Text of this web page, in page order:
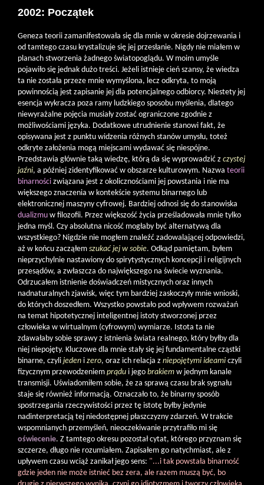
2002: Początek
Geneza teorii zamanifestowała się dla mnie w okresie dojrzewania i
od tamtego czasu krystalizuje się jej przesłanie. Nigdy nie miałem w
planach stworzenia żadnego światopoglądu. W moim umyśle
pojawiło się jednak dużo treści. Jeżeli istnieje cień szansy, że wiedza
ta nie została przeze mnie wymyślona, lecz odkryta, to moją
powinnością jest zapisanie jej dla potencjalnego odbiorcy. Niestety jej
esencja wykracza poza ramy ludzkiego sposobu myślenia, dlatego
niewyrażalne pojęcia musiały zostać ograniczone zgodnie z
możliwościami języka. Dodatkowe utrudnienie stanowi fakt, że
opisywana jest z punktu widzenia różnych stanów umysłu, toteż
odkryte założenia mogą miejscami wydawać się niespójne.
Przedstawia głównie taką wiedzę, którą da się wyprowadzić z czystej
jaźni, a później zidentyfikować w obszarze kulturowym. Nazwa teorii
binarności związana jest z okolicznościami jej powstania i nie ma
większego znaczenia w kontekście systemu binarnego lub
elektronicznej maszyny cyfrowej. Bardziej odnosi się do stanowiska
dualizmu w filozofii. Przez większość życia prześladowała mnie tylko
jedna myśl. Czy absolutna nicość mogłaby być alternatywą dla
wszystkiego? Nigdzie nie mogłem znaleźć zadowalającej odpowiedzi,
aż w końcu zacząłem szukać jej w sobie. Odkąd pamiętam, byłem
nieprzychylnie nastawiony do spirytystycznych koncepcji i religijnych
przesądów, a zwłaszcza do największego na świecie wyznania.
Odrzucałem istnienie doświadczeń mistycznych oraz innych
nadnaturalnych zjawisk, więc tym bardziej zaskoczyły mnie wnioski,
do których doszedłem. Wszystko powstało pod wpływem rozważań
na temat hipotetycznej inteligentnej istoty stworzonej przez
człowieka w wirtualnym (cyfrowym) wymiarze. Istota ta nie
zdawałaby sobie sprawy z istnienia świata realnego, który byłby dla
niej niepojęty. Kluczowe dla mnie stały się jej fundamentalne cząstki
binarne, czyli jeden i zero, oraz ich relacja z niepojętymi ideami czyli
fizycznym przewodzeniem prądu i jego brakiem w jednym kanale
transmisji. Uświadomiłem sobie, że za sprawą czasu brak sygnału
staje się również informacją. Oznaczało to, że binarny sposób
spostrzegania rzeczywistości przez tę istotę byłby jedynie
nadinterpretacją tej niedostępnej płaszczyzny zdarzeń. W trakcie
wspomnianych przemyśleń, nieoczekiwanie przytrafiło mi się
oświecenie. Z tamtego okresu pozostał cytat, którego przyznam się
szczerze, długo nie rozumiałem. Zapisałem go natychmiast, ale z
upływem czasu wciąż zanikał jego sens: "...i tak powstała binarność
gdzie jeden nie może istnieć bez zera, ale razem muszą być, bo